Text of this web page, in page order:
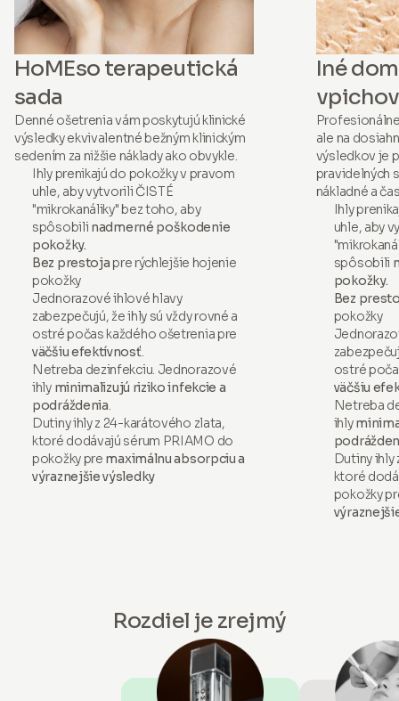
HoMEso terapeutická
sada
Denné ošetrenia vám poskytujú klinické
výsledky ekvivalentné bežným klinickým
sedením za nižšie náklady ako obvykle.
Ihly prenikajú do pokožky v pravom
uhle, aby vytvorili ČISTÉ
"mikrokanáliky" bez toho, aby
spôsobili nadmerné poškodenie
pokožky.
Bez prestoja pre rýchlejšie hojenie
pokožky
Jednorazové ihlové hlavy
zabezpečujú, že ihly sú vždy rovné a
ostré počas každého ošetrenia pre
väčšiu efektívnosť.
Netreba dezinfekciu. Jednorazové
ihly minimalizujú riziko infekcie a
podráždenia.
Dutiny ihly z 24-karátového zlata,
ktoré dodávajú sérum PRIAMO do
pokožky pre maximálnu absorpciu a
výraznejšie výsledky
Iné
ale na
výsledkov je
pravidelných
nákladné a
Ihly
uhle, aby
spôsobili
pokožky.
Bez
pokožky
ostré
väčšiu
Netreba
ihly
Dutiny
ktoré
pokožky
Rozdiel je zrejmý